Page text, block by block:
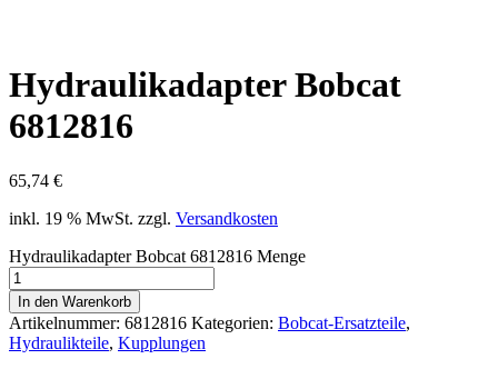
Hydraulikadapter Bobcat
6812816
65,74 €
inkl. 19 % MwSt. zzgl. Versandkosten
Hydraulikadapter Bobcat 6812816 Menge
In den Warenkorb
Artikelnummer: 6812816 Kategorien: Bobcat-Ersatzteile,
Hydraulikteile, Kupplungen